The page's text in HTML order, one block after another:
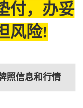
付，办妥
风险!
照信息和行情